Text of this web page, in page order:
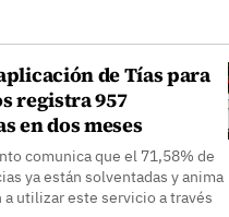
de Tías para
registra 957
en dos meses
comunica que el 71,58% de
ya están solventadas y anima
a utilizar este servicio a través